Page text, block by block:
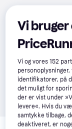
Vi
Vi og vores152
identifikatorer, på
det muligt for
der er vist under
levere«. Hvis du
samtykke tilbage,
deaktiveret, er